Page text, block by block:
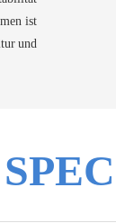
ist
und